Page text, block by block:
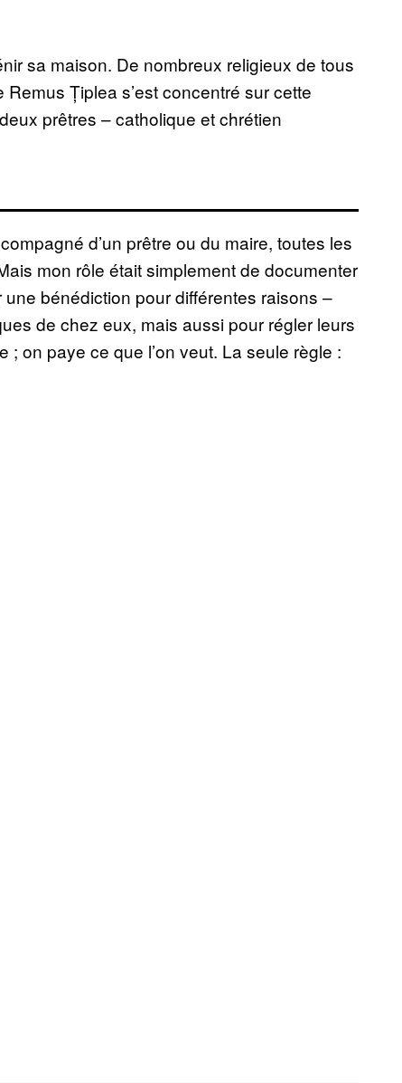
sa maison. De nombreux religieux de tous
Țiplea s’est concentré sur cette
prêtres – catholique et chrétien
d’un prêtre ou du maire, toutes les
mon rôle était simplement de documenter
bénédiction pour différentes raisons –
de chez eux, mais aussi pour régler leurs
; on paye ce que l’on veut. La seule règle :